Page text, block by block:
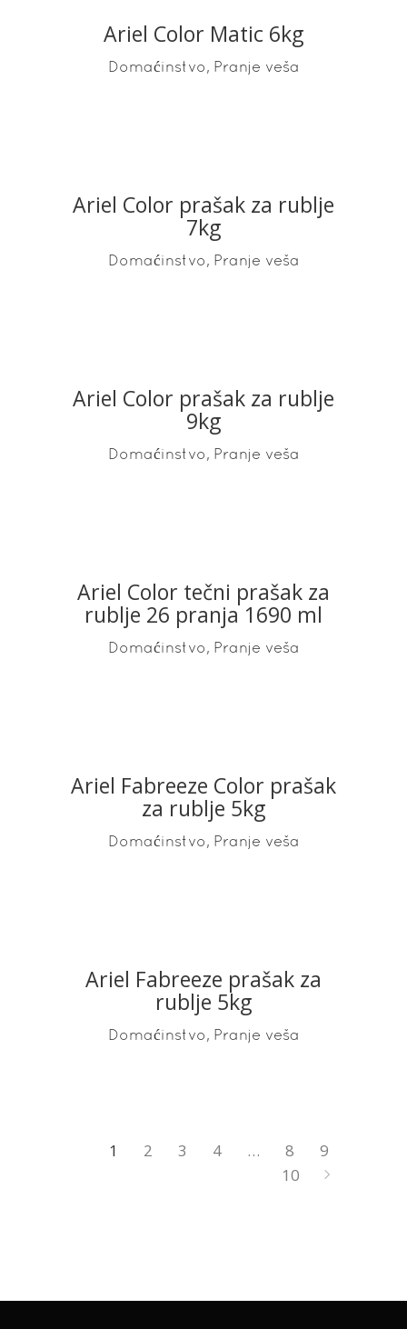
READ MORE
Ariel Color Matic 6kg
Domaćinstvo, Pranje veša
READ MORE
Ariel Color prašak za rublje
7kg
Domaćinstvo, Pranje veša
READ MORE
Ariel Color prašak za rublje
9kg
Domaćinstvo, Pranje veša
READ MORE
Ariel Color tečni prašak za
rublje 26 pranja 1690 ml
Domaćinstvo, Pranje veša
READ MORE
Ariel Fabreeze Color prašak
za rublje 5kg
Domaćinstvo, Pranje veša
READ MORE
Ariel Fabreeze prašak za
rublje 5kg
Domaćinstvo, Pranje veša
1 2 3 4 … 8
9
10